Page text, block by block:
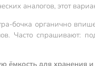
аналогов, этот
бочка органично
Часто спрашивают: